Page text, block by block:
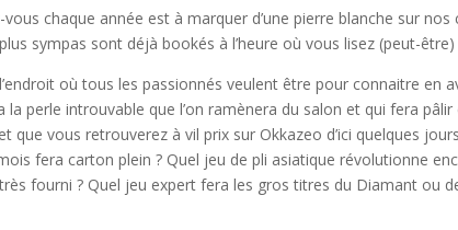
chaque année est à marquer d’une pierre blanche sur
sympas sont déjà bookés à l’heure où vous lisez (peut-être)
où tous les passionnés veulent être pour connaitre en
la perle introuvable que l’on ramènera du salon et qui fera pâlir
que vous retrouverez à vil prix sur Okkazeo d’ici quelques
fera carton plein ? Quel jeu de pli asiatique révolutionne
fourni ? Quel jeu expert fera les gros titres du Diamant ou de